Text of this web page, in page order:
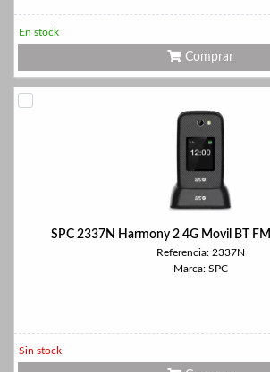
En stock
Comprar
SPC 2337N Harmony 2 4G Movil BT
Referencia: 2337N
Marca: SPC
Sin stock